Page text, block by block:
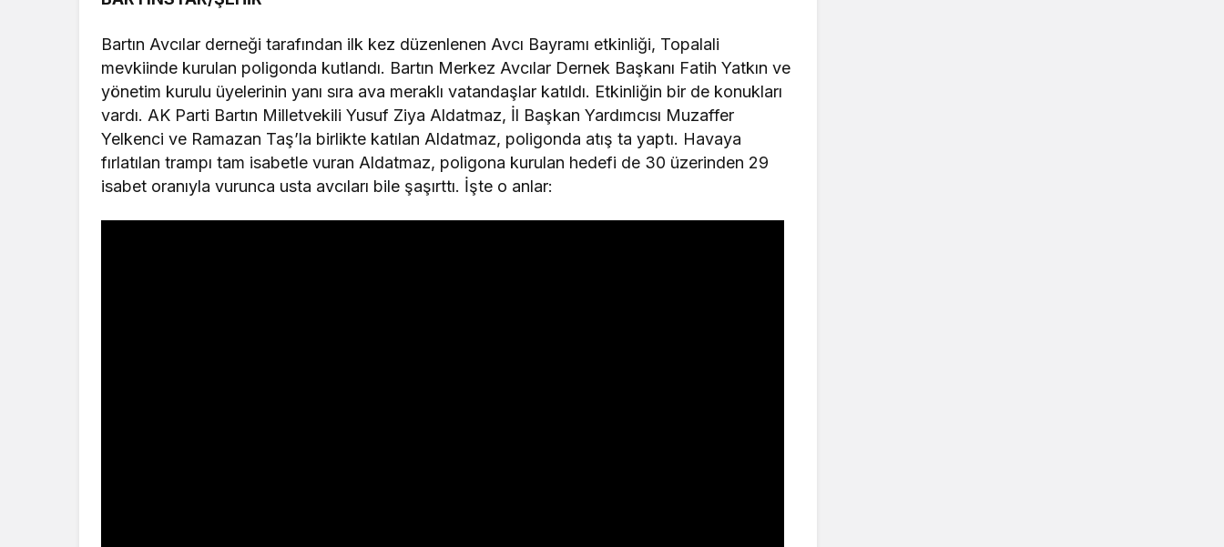
Bartın Avcılar derneği tarafından ilk kez düzenlenen Avcı Bayramı etkinliği, Topalali
mevkiinde kurulan poligonda kutlandı. Bartın Merkez Avcılar Dernek Başkanı Fatih Yatkın ve
yönetim kurulu üyelerinin yanı sıra ava meraklı vatandaşlar katıldı. Etkinliğin bir de konukları
vardı. AK Parti Bartın Milletvekili Yusuf Ziya Aldatmaz, İl Başkan Yardımcısı Muzaffer
Yelkenci ve Ramazan Taş’la birlikte katılan Aldatmaz, poligonda atış ta yaptı. Havaya
fırlatılan trampı tam isabetle vuran Aldatmaz, poligona kurulan hedefi de 30 üzerinden 29
isabet oranıyla vurunca usta avcıları bile şaşırttı. İşte o anlar: